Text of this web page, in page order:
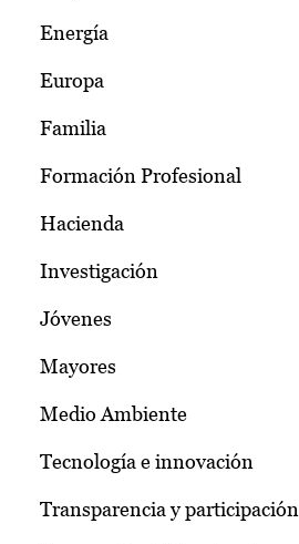
Energía
Europa
Familia
Formación Profesional
Hacienda
Investigación
Jóvenes
Mayores
Medio Ambiente
Tecnología e innovación
Transparencia y participación